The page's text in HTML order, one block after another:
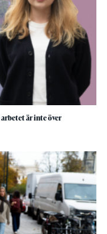
är inte över